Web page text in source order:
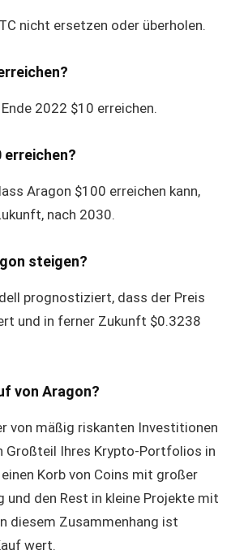
nicht ersetzen oder überholen.
2022 $10 erreichen.
erreichen?
Aragon $100 erreichen kann,
nach 2030.
steigen?
prognostiziert, dass der Preis
und in ferner Zukunft $0.3238
von Aragon?
von mäßig riskanten Investitionen
Großteil Ihres Krypto-Portfolios in
einen Korb von Coins mit großer
und den Rest in kleine Projekte mit
diesem Zusammenhang ist
wert.